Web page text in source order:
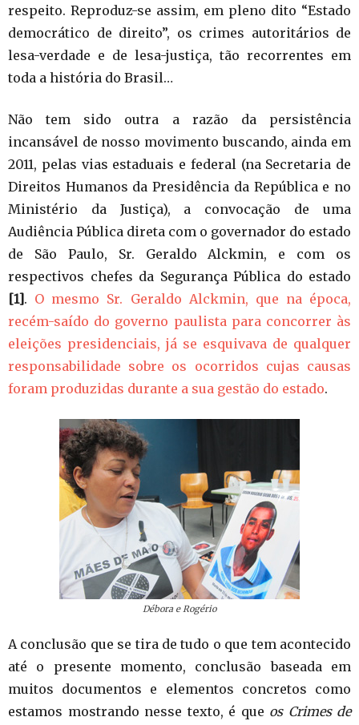
respeito. Reproduz-se assim, em pleno dito “Estado
democrático de direito”, os crimes autoritários de
lesa-verdade e de lesa-justiça, tão recorrentes em
toda a história do Brasil…
Não tem sido outra a razão da persistência
incansável de nosso movimento buscando, ainda em
2011, pelas vias estaduais e federal (na Secretaria de
Direitos Humanos da Presidência da República e no
Ministério da Justiça), a convocação de uma
Audiência Pública direta com o governador do estado
de São Paulo, Sr. Geraldo Alckmin, e com os
respectivos chefes da Segurança Pública do estado
[1] . O mesmo Sr. Geraldo Alckmin, que na época,
recém-saído do governo paulista para concorrer às
eleições presidenciais, já se esquivava de qualquer
responsabilidade sobre os ocorridos cujas causas
foram produzidas durante a sua gestão do estado.
Débora e Rogério
A conclusão que se tira de tudo o que tem acontecido
até o presente momento, conclusão baseada em
muitos documentos e elementos concretos como
estamos mostrando nesse texto, é que os Crimes de